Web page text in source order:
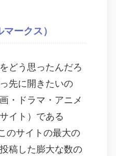
ークス）
どう思ったんだろ
先に開きたいの
・ドラマ・アニメ
イト）である
のサイトの最大の
稿した膨大な数の